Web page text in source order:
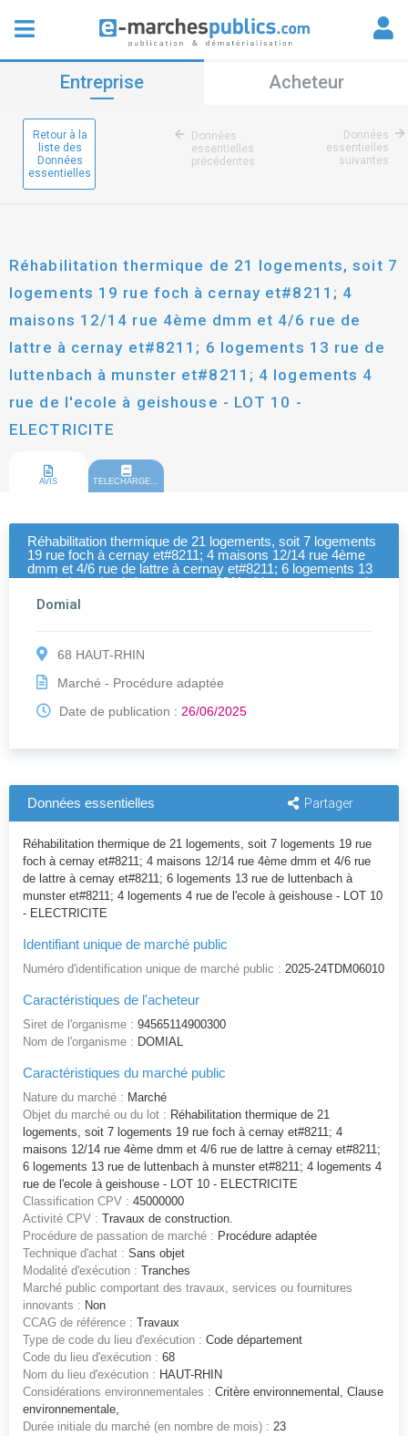
Entreprise Acheteur
Retour à la
liste des
Données
essentielles
Données
essentielles
précédentes
Données
essentielles
suivantes
Réhabilitation thermique de 21 logements, soit 7
logements 19 rue foch à cernay et#8211; 4
maisons 12/14 rue 4ème dmm et 4/6 rue de
lattre à cernay et#8211; 6 logements 13 rue de
luttenbach à munster et#8211; 4 logements 4
rue de l'ecole à geishouse - LOT 10 -
ELECTRICITE
AVIS TELECHARGEMENT
Réhabilitation thermique de 21 logements, soit 7 logements
19 rue foch à cernay et#8211; 4 maisons 12/14 rue 4ème
dmm et 4/6 rue de lattre à cernay et#8211; 6 logements 13
rue de luttenbach à munster et#8211; 4 logements 4 rue de
l'ecole à geishouse - LOT 10 - ELECTRICITE
Domial
68 HAUT-RHIN
Marché - Procédure adaptée
Date de publication : 26/06/2025
Données essentielles Partager
Réhabilitation thermique de 21 logements, soit 7 logements 19 rue
foch à cernay et#8211; 4 maisons 12/14 rue 4ème dmm et 4/6 rue
de lattre à cernay et#8211; 6 logements 13 rue de luttenbach à
munster et#8211; 4 logements 4 rue de l'ecole à geishouse - LOT 10
- ELECTRICITE
Identifiant unique de marché public
Numéro d'identification unique de marché public : 2025-24TDM06010
Caractéristiques de l'acheteur
Siret de l'organisme : 94565114900300
Nom de l'organisme : DOMIAL
Caractéristiques du marché public
Nature du marché : Marché
Objet du marché ou du lot : Réhabilitation thermique de 21
logements, soit 7 logements 19 rue foch à cernay et#8211; 4
maisons 12/14 rue 4ème dmm et 4/6 rue de lattre à cernay et#8211;
6 logements 13 rue de luttenbach à munster et#8211; 4 logements 4
rue de l'ecole à geishouse - LOT 10 - ELECTRICITE
Classification CPV : 45000000
Activité CPV : Travaux de construction.
Procédure de passation de marché : Procédure adaptée
Technique d'achat : Sans objet
Modalité d'exécution : Tranches
Marché public comportant des travaux, services ou fournitures
innovants : Non
CCAG de référence : Travaux
Type de code du lieu d'exécution : Code département
Code du lieu d'exécution : 68
Nom du lieu d'exécution : HAUT-RHIN
Considérations environnementales : Critère environnemental, Clause
environnementale,
Durée initiale du marché (en nombre de mois) : 23